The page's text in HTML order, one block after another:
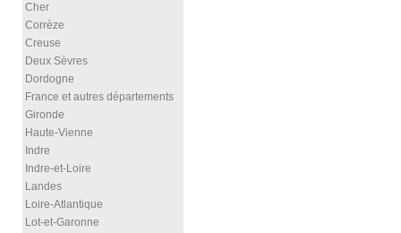
Cher
Corrèze
Creuse
Deux Sèvres
Dordogne
France et autres départements
Gironde
Haute-Vienne
Indre
Indre-et-Loire
Landes
Loire-Atlantique
Lot-et-Garonne